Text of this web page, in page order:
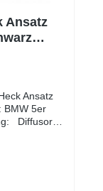
Ansatz
Ansatz
BMW 5er